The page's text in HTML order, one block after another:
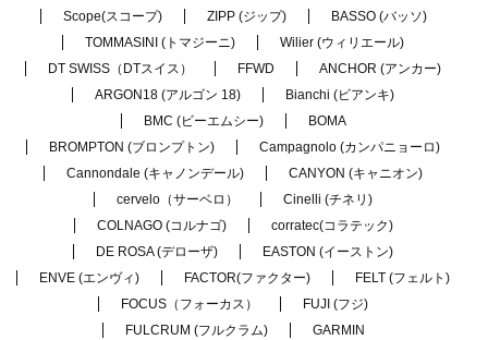
Scope(スコープ)
ZIPP (ジップ)
BASSO (バッソ)
TOMMASINI (トマジーニ)
Wilier (ウィリエール)
DT SWISS（DTスイス）
FFWD
ANCHOR (アンカー)
ARGON18 (アルゴン 18)
Bianchi (ビアンキ)
BMC (ビーエムシー)
BOMA
BROMPTON (ブロンプトン)
Campagnolo (カンパニョーロ)
Cannondale (キャノンデール)
CANYON (キャニオン)
cervelo（サーベロ）
Cinelli (チネリ)
COLNAGO (コルナゴ)
corratec(コラテック)
DE ROSA (デローザ)
EASTON (イーストン)
ENVE (エンヴィ)
FACTOR(ファクター)
FELT (フェルト)
FOCUS（フォーカス）
FUJI (フジ)
FULCRUM (フルクラム)
GARMIN